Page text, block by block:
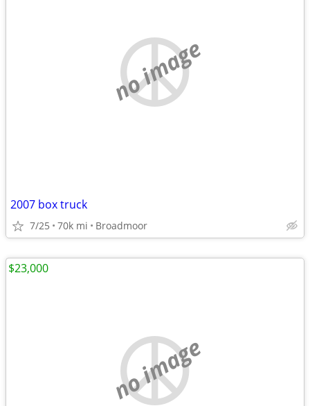
no image
2007 box truck
7/25 70k mi Broadmoor
no image
$23,000